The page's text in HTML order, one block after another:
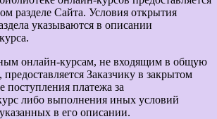
разделе Сайта. Условия открытия
указываются в описании
онлайн-курсам, не входящим в общую
Заказчику в закрытом
поступления платежа за
либо выполнения иных условий
в его описании.